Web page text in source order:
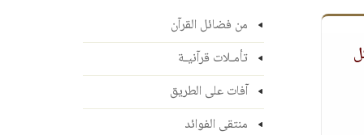
من فضائل القرآن
تأمـلات قرآنيـة
آفات على الطريق
منتقى الفوائد